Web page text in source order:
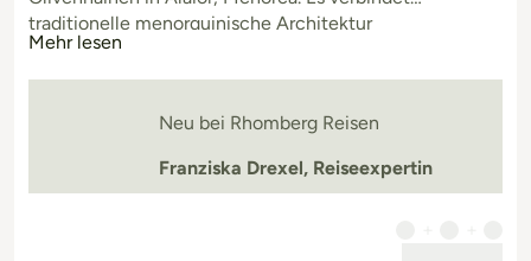
traditionelle menorquinische Architektur
(Trockenmauern, Holzdecken) mit einem modernen,
minimalistischen Design und luxuriösem Komfort. Mit
eine sehr private und entspannte Atmosphäre – perfekt
Mehr lesen
Neu bei Rhomberg Reisen
Franziska Drexel, Reiseexpertin